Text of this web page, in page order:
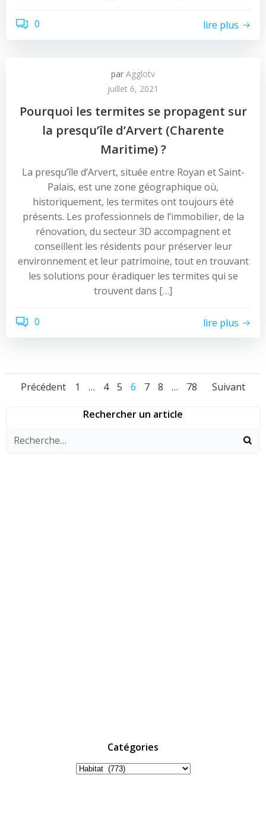
0 lire plus
par Agglotv
juillet 6, 2021
Pourquoi les termites se propagent sur
la presqu’île d’Arvert (Charente
Maritime) ?
La presqu’île d’Arvert, située entre Royan et Saint-
Palais, est une zone géographique où,
historiquement, les termites ont toujours été
présents. Les professionnels de l’immobilier, de la
rénovation, du secteur 3D accompagnent et
conseillent les résidents pour préserver leur
environnement et leur patrimoine, tout en trouvant
les solutions pour éradiquer les termites qui se
trouvent dans […]
0 lire plus
Navigation
articles
Précédent
Navigation
des
Page
1 … Page
4 Page
5 Page
6 Page
7 Page
8 … Page
78 Suivant
Rechercher un article
Catégories
Catégories